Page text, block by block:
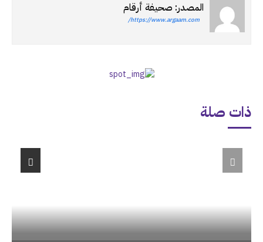
ذات صلة
المصدر: صحيفة أرقام
https://www.argaam.com/